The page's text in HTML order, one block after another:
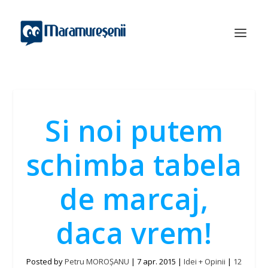
Si noi putem
schimba tabela
de marcaj,
daca vrem!
Posted byPetru MOROȘANU | 7 apr. 2015 | Idei + Opinii | 12